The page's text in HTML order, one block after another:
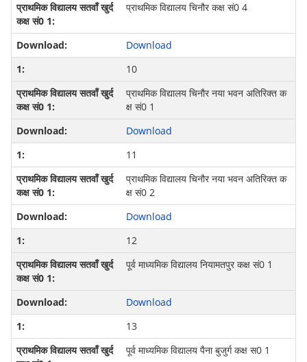
प्राथमिक विद्यालय चिनौर कक्ष सं0 4
Download
10
प्राथमिक विद्यालय चिनौर नया भवन अतिरिक्‍त क
क्ष सं0 1
Download
11
प्राथमिक विद्यालय चिनौर नया भवन अतिरिक्‍त क
क्ष सं0 2
Download
12
पूर्व माध्‍यमिक विद्यालय नियामतपुर कक्ष सं0 1
Download
13
पूर्व माध्‍यमिक विद्यालय पैना बुजुर्ग कक्ष स0 1